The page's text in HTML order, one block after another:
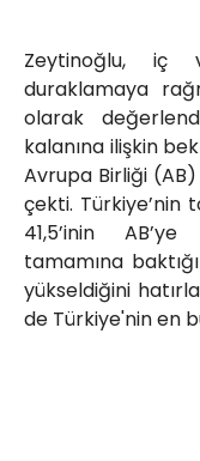
Zeytinoğlu, iç
duraklamaya
olarak
kalanına ilişkin
Avrupa Birliği
çekti. Türkiye’nin
41,5’inin AB’ye
tamamına
yükseldiğini
de Türkiye'nin en